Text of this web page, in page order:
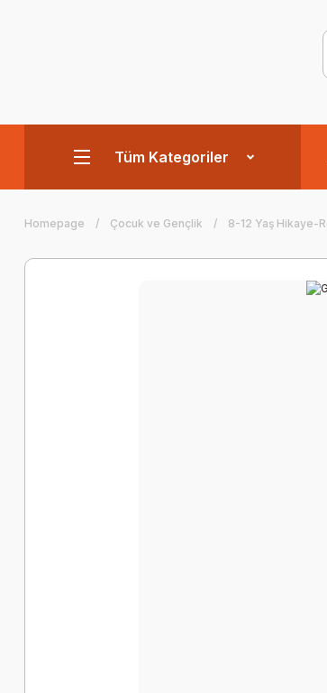
Tüm Kategoriler
Homepage Çocuk ve Gençlik 8-12 Yaş Hikaye-